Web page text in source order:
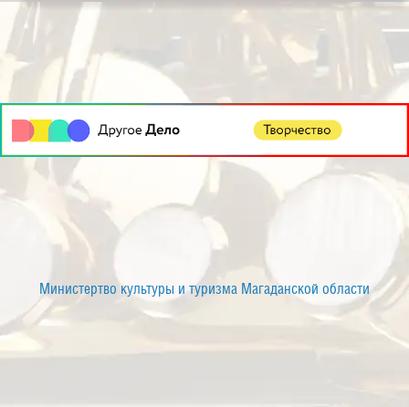
Министертво культуры и туризма Магаданской области